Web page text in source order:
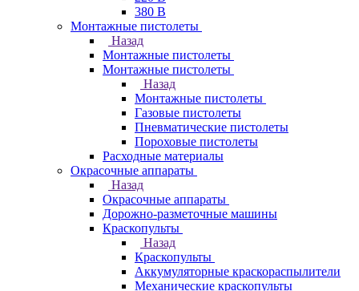
380 В
Монтажные пистолеты
Назад
Монтажные пистолеты
Монтажные пистолеты
Назад
Монтажные пистолеты
Газовые пистолеты
Пневматические пистолеты
Пороховые пистолеты
Расходные материалы
Окрасочные аппараты
Назад
Окрасочные аппараты
Дорожно-разметочные машины
Краскопульты
Назад
Краскопульты
Аккумуляторные краскораспылители
Механические краскопульты